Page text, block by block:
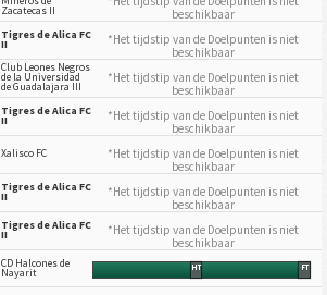
Zacatecas II
beschikbaar
Tigres de Alica FC
II
*Het tijdstip van de Doelpunten is niet
beschikbaar
Club Leones Negros
de la Universidad
de Guadalajara III
*Het tijdstip van de Doelpunten is niet
beschikbaar
Tigres de Alica FC
II
*Het tijdstip van de Doelpunten is niet
beschikbaar
Xalisco FC
*Het tijdstip van de Doelpunten is niet
beschikbaar
Tigres de Alica FC
II
*Het tijdstip van de Doelpunten is niet
beschikbaar
Tigres de Alica FC
II
*Het tijdstip van de Doelpunten is niet
beschikbaar
CD Halcones de
Nayarit HT FT